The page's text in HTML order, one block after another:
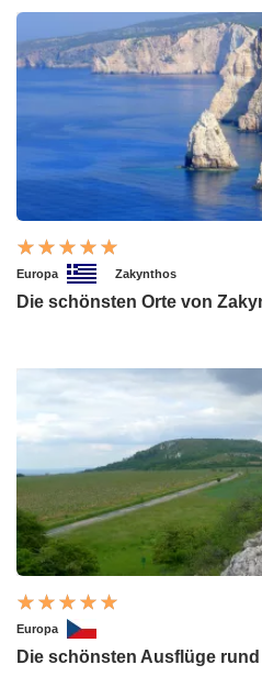
Europa Zakynthos
Die schönsten Orte von
Europa
Die schönsten Ausflüge